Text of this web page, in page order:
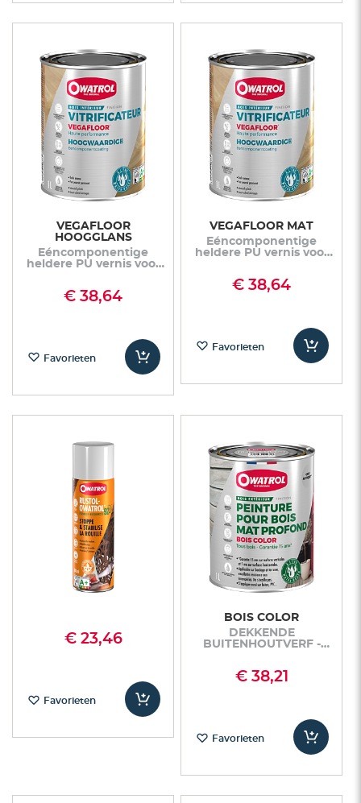
VEGAFLOOR
HOOGGLANS
Eéncomponentige
heldere PU vernis voor
€ 38,64
Favorieten
VEGAFLOOR MAT
Eéncomponentige
heldere PU vernis voor
€ 38,64
Favorieten
€ 23,46
Favorieten
BOIS COLOR
DEKKENDE
BUITENHOUTVERF -
€ 38,21
Favorieten